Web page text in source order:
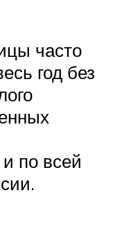
часто
год без
по всей